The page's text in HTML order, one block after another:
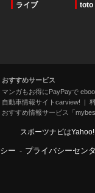
ライブ toto
おすすめサービス
マンガもお得にPayPayで
自動車情報サイトcarview!
おすすめ情報サービス「
スポーツナビは
ー - プライバシーセン